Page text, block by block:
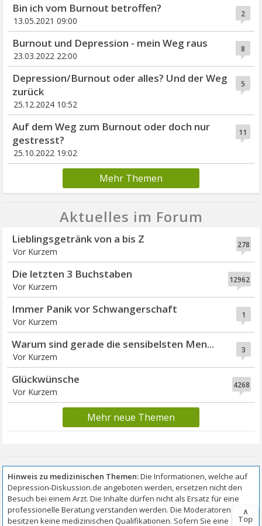
2
Bin ich vom Burnout betroffen?
13.05.2021 09:00
8
Burnout und Depression - mein Weg raus
23.03.2022 22:00
5
Depression/Burnout oder alles? Und der Weg
zurück
25.12.2024 10:52
11
Auf dem Weg zum Burnout oder doch nur
gestresst?
25.10.2022 19:02
Mehr Themen
Aktuelles im Forum
278
Lieblingsgetränk von a bis Z
Vor Kurzem
12962
Die letzten 3 Buchstaben
Vor Kurzem
1
Immer Panik vor Schwangerschaft
Vor Kurzem
3
Warum sind gerade die sensibelsten Men...
Vor Kurzem
4268
Glückwünsche
Vor Kurzem
Mehr neue Themen
∧
Top